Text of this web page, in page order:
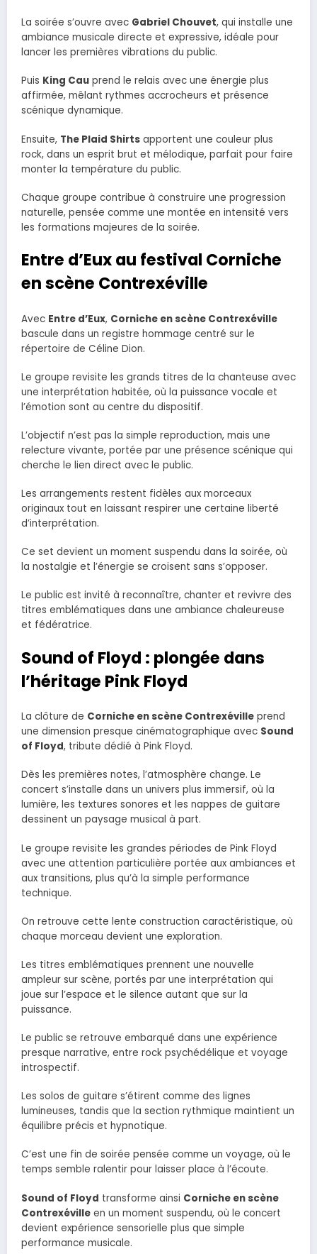
La soirée s’ouvre avec Gabriel Chouvet, qui installe une
ambiance musicale directe et expressive, idéale pour
lancer les premières vibrations du public.
Puis King Cau prend le relais avec une énergie plus
affirmée, mêlant rythmes accrocheurs et présence
scénique dynamique.
Ensuite, The Plaid Shirts apportent une couleur plus
rock, dans un esprit brut et mélodique, parfait pour faire
monter la température du public.
Chaque groupe contribue à construire une progression
naturelle, pensée comme une montée en intensité vers
les formations majeures de la soirée.
Entre d’Eux au festival Corniche
en scène Contrexéville
Avec Entre d’Eux, Corniche en scène Contrexéville
bascule dans un registre hommage centré sur le
répertoire de Céline Dion.
Le groupe revisite les grands titres de la chanteuse avec
une interprétation habitée, où la puissance vocale et
l’émotion sont au centre du dispositif.
L’objectif n’est pas la simple reproduction, mais une
relecture vivante, portée par une présence scénique qui
cherche le lien direct avec le public.
Les arrangements restent fidèles aux morceaux
originaux tout en laissant respirer une certaine liberté
d’interprétation.
Ce set devient un moment suspendu dans la soirée, où
la nostalgie et l’énergie se croisent sans s’opposer.
Le public est invité à reconnaître, chanter et revivre des
titres emblématiques dans une ambiance chaleureuse
et fédératrice.
Sound of Floyd : plongée dans
l’héritage Pink Floyd
La clôture de Corniche en scène Contrexéville prend
une dimension presque cinématographique avec Sound
of Floyd, tribute dédié à Pink Floyd.
Dès les premières notes, l’atmosphère change. Le
concert s’installe dans un univers plus immersif, où la
lumière, les textures sonores et les nappes de guitare
dessinent un paysage musical à part.
Le groupe revisite les grandes périodes de Pink Floyd
avec une attention particulière portée aux ambiances et
aux transitions, plus qu’à la simple performance
technique.
On retrouve cette lente construction caractéristique, où
chaque morceau devient une exploration.
Les titres emblématiques prennent une nouvelle
ampleur sur scène, portés par une interprétation qui
joue sur l’espace et le silence autant que sur la
puissance.
Le public se retrouve embarqué dans une expérience
presque narrative, entre rock psychédélique et voyage
introspectif.
Les solos de guitare s’étirent comme des lignes
lumineuses, tandis que la section rythmique maintient un
équilibre précis et hypnotique.
C’est une fin de soirée pensée comme un voyage, où le
temps semble ralentir pour laisser place à l’écoute.
Sound of Floyd transforme ainsi Corniche en scène
Contrexéville en un moment suspendu, où le concert
devient expérience sensorielle plus que simple
performance musicale.